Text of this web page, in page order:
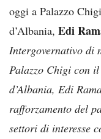
oggi a Palazzo
d’Albania, Edi
Intergovernativo di
Palazzo Chigi con
d’Albania, Edi
rafforzamento del
settori di interesse